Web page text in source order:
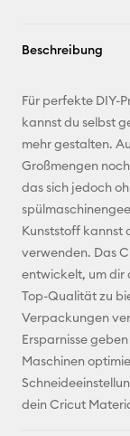
Beschreibung
Für perfekte DIY-
kannst du selbst
mehr gestalten.
Großmengen
das sich jedoch
Kunststoff kannst
verwenden. Das
entwickelt, um dir
Top-Qualität zu
Verpackungen
Ersparnisse
Maschinen
dein Cricut